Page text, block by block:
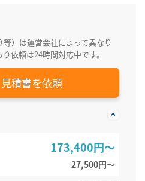
）は運営会社によって異なり
依頼は24時間対応中です。
見積書を依頼
173,400円～
27,500円〜